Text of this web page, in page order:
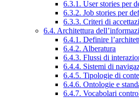
6.3.1. User stories per
6.3.2. Job stories per
6.3.3. Criteri di
6.4. Architettura
6.4.1. Definire
6.4.2. Alberatura
6.4.3. Flussi di
6.4.4. Sistemi di
6.4.5. Tipologie di
6.4.6. Ontologie e
6.4.7. Vocabolari